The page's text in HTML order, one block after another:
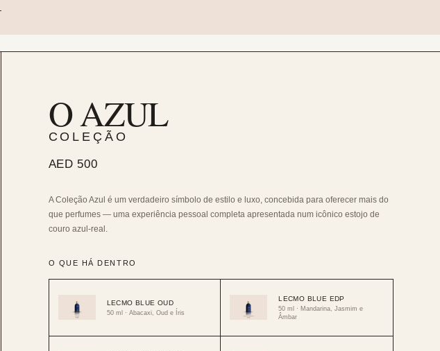
O AZUL
COLEÇÃO
AED 500
A Coleção Azul é um verdadeiro símbolo de estilo e luxo, concebida para oferecer mais do
que perfumes — uma experiência pessoal completa apresentada num icônico estojo de
couro azul-real.
O QUE HÁ DENTRO
LECMO BLUE OUD
50 ml · Abacaxi, Oud e Íris
LECMO BLUE EDP
50 ml · Mandarina, Jasmim e
Âmbar